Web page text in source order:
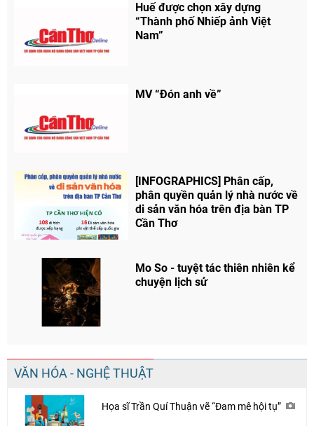
Huế được chọn xây dựng
“Thành phố Nhiếp ảnh Việt
Nam”
MV “Đón anh về”
[INFOGRAPHICS] Phân cấp,
phân quyền quản lý nhà nước về
di sản văn hóa trên địa bàn TP
Cần Thơ
Mo So - tuyệt tác thiên nhiên kể
chuyện lịch sử
VĂN HÓA - NGHỆ THUẬT
Họa sĩ Trần Quí Thuận vẽ “Đam mê hội tụ”